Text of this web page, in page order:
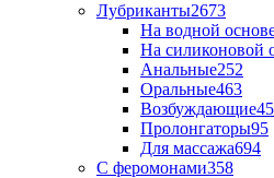
Лубриканты2673
На водной
На силиконовой
Анальные252
Оральные463
Возбуждающие
Пролонгаторы95
Для массажа694
С феромонами358